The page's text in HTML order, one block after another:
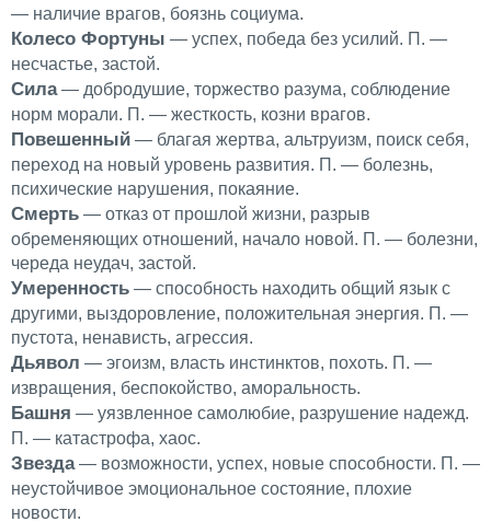
— наличие врагов, боязнь социума.
Колесо Фортуны — успех, победа без усилий. П. —
несчастье, застой.
Сила— добродушие, торжество разума, соблюдение
норм морали. П. — жесткость, козни врагов.
Повешенный — благая жертва, альтруизм, поиск себя,
переход на новый уровень развития. П. — болезнь,
психические нарушения, покаяние.
Смерть — отказ от прошлой жизни, разрыв
обременяющих отношений, начало новой. П. — болезни,
череда неудач, застой.
Умеренность — способность находить общий язык с
другими, выздоровление, положительная энергия. П. —
пустота, ненависть, агрессия.
Дьявол — эгоизм, власть инстинктов, похоть. П. —
извращения, беспокойство, аморальность.
Башня — уязвленное самолюбие, разрушение надежд.
П. — катастрофа, хаос.
Звезда— возможности, успех, новые способности. П. —
неустойчивое эмоциональное состояние, плохие
новости.